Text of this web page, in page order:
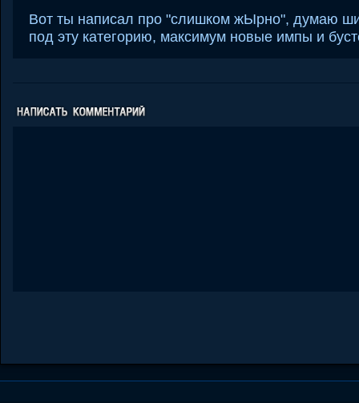
Вот ты написал про "слишком жЫрно", думаю
под эту категорию, максимум новые импы и